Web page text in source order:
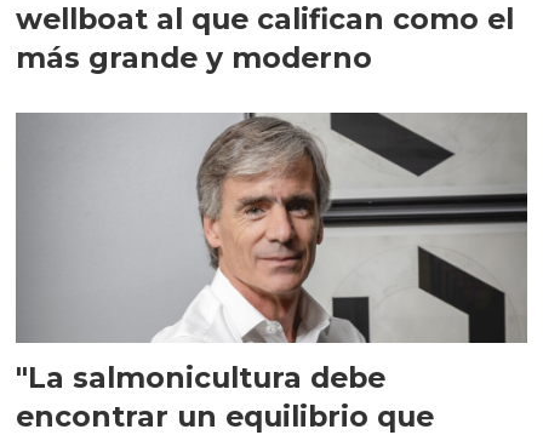
wellboat al que califican como el
más grande y moderno
"La salmonicultura debe
encontrar un equilibrio que